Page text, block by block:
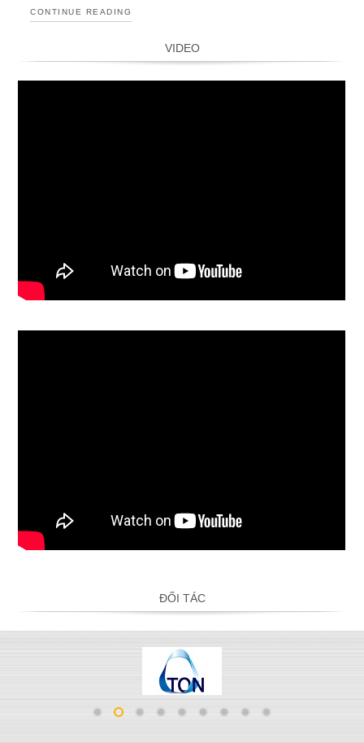
CONTINUE READING
VIDEO
ĐỐI TÁC